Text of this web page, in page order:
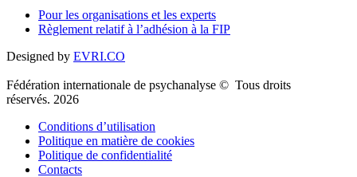
Pour les organisations et les experts
Règlement relatif à l’adhésion à la FIP
Designed by EVRI.CO
Fédération internationale de psychanalyse © Tous droits
réservés. 2026
Conditions d’utilisation
Politique en matière de cookies
Politique de confidentialité
Contacts